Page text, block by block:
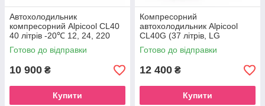
Автохолодильник
компресорний Alpicool CL40
40 літрів -20℃ 12, 24, 220
вольт
Готово до відправки
10 900 ₴
Купити
Компресорний
автохолодильник Alpicool
CL40G (37 літрів, LG
Compressor). До -20℃, (12,
24, 220 вольт)
Готово до відправки
12 400 ₴
Купити